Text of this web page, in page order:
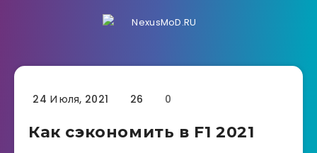
24 Июля, 2021 26 0
Как сэкономить в F1 2021